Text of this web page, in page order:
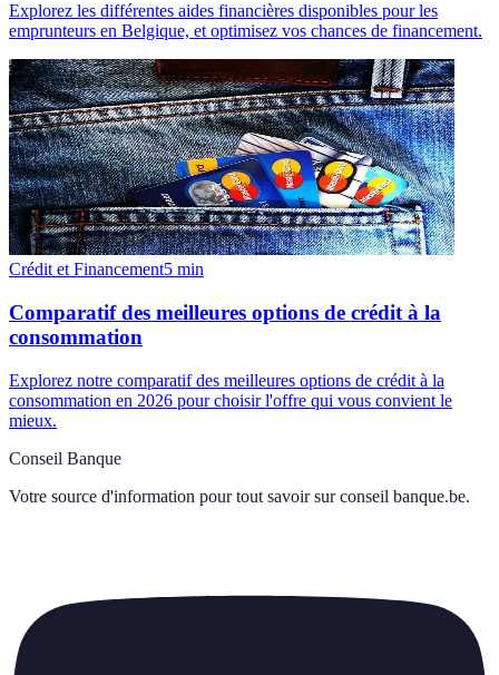
Explorez les différentes aides financières disponibles pour les
emprunteurs en Belgique, et optimisez vos chances de financement.
Crédit et Financement5 min
Comparatif des meilleures options de crédit à la
consommation
Explorez notre comparatif des meilleures options de crédit à la
consommation en 2026 pour choisir l'offre qui vous convient le
mieux.
Conseil Banque
Votre source d'information pour tout savoir sur conseil banque.be.